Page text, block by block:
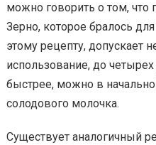
можно говорить о том, что
Зерно, которое бралось
этому рецепту, допускает
использование, до
быстрее, можно в
солодового молочка.
Существует аналогичный